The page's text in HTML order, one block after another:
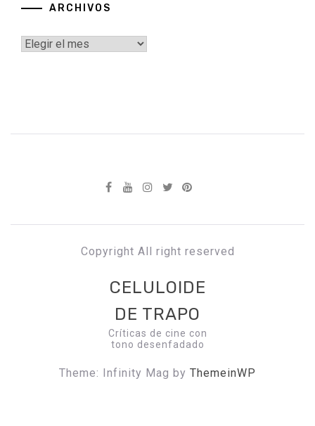
ARCHIVOS
Archivos
Copyright All right reserved
CELULOIDE
DE TRAPO
Críticas de cine con
tono desenfadado
Theme: Infinity Mag by ThemeinWP